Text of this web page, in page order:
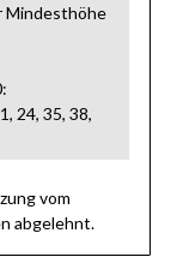
Mindesthöhe
24, 35, 38,
vom
abgelehnt.